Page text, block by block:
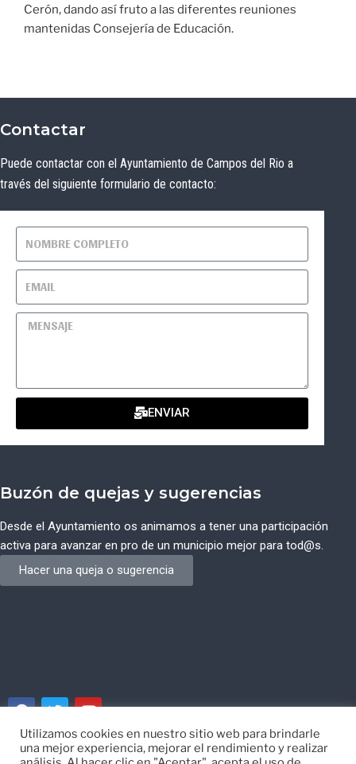
Cerón, dando así fruto a las diferentes reuniones
mantenidas Consejería de Educación.
Contactar
Puede contactar con el Ayuntamiento de Campos del Rio a
través del siguiente formulario de contacto:
ENVIAR
Buzón de quejas y sugerencias
Desde el Ayuntamiento os animamos a tener una participación
activa para avanzar en pro de un municipio mejor para tod@s.
Hacer una queja o sugerencia
© Ayuntamiento de Campos del Río de Murcia
Utilizamos cookies en nuestro sitio web para brindarle
una mejor experiencia, mejorar el rendimiento y realizar